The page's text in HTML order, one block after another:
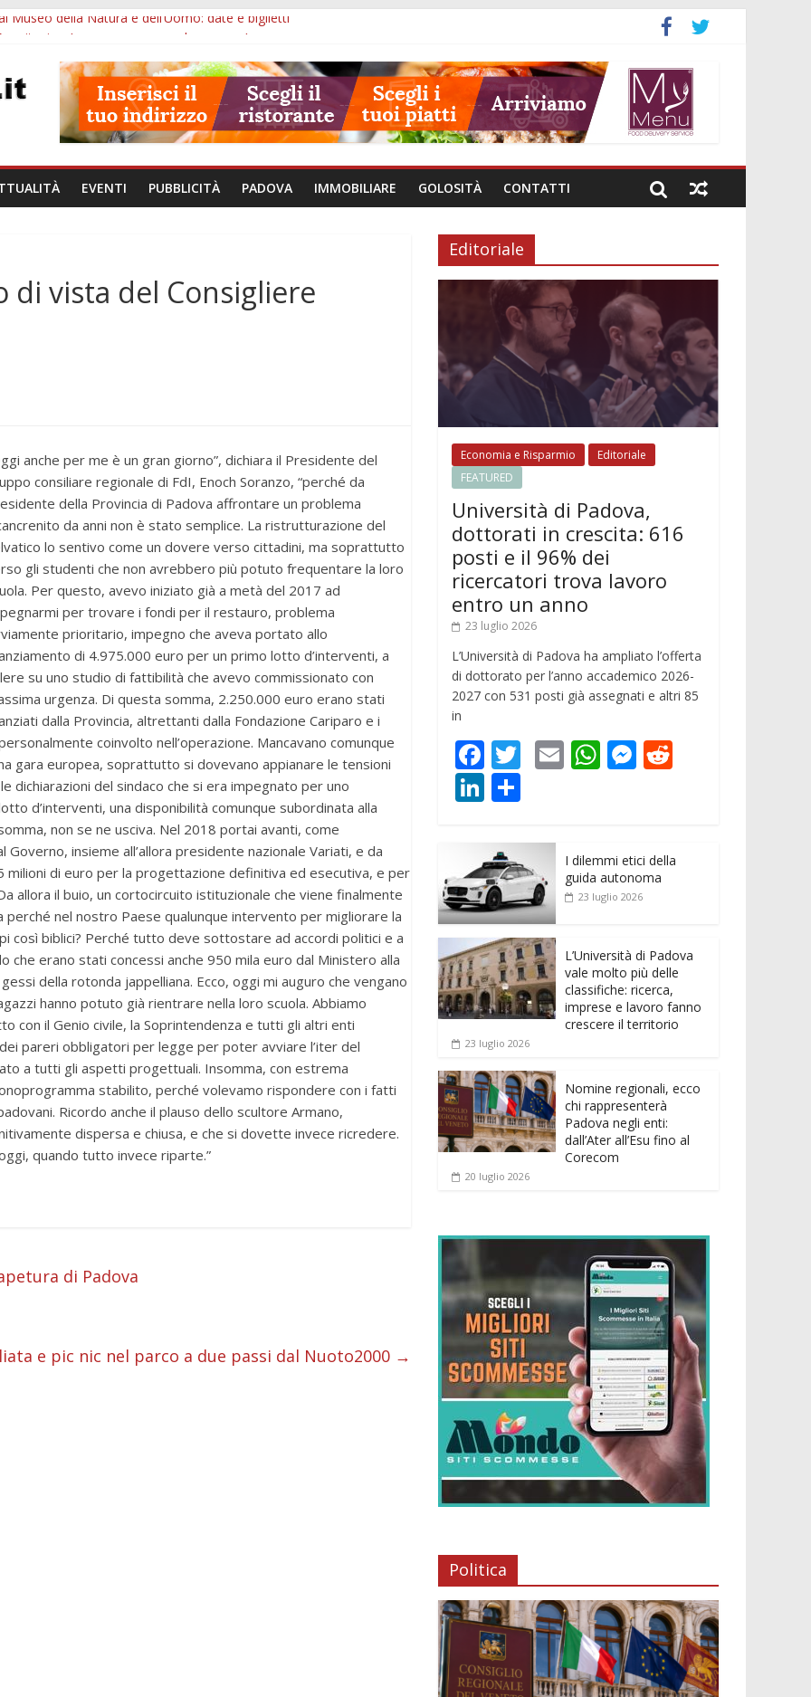
Museo della Natura e dell’Uomo: date e biglietti
visite ed escursioni fino a settembre
di Padova: 5 funzionari, domande entro il 7 agosto
2026: 49 opere e 18 anteprime nei Colli Euganei
EVENTI PUBBLICITÀ PADOVA IMMOBILIARE GOLOSITÀ CONTATTI
di vista del Consigliere
anche per me è un gran giorno”, dichiara il Presidente del
consiliare regionale di FdI, Enoch Soranzo, “perché da
della Provincia di Padova affrontare un problema
da anni non è stato semplice. La ristrutturazione del
lo sentivo come un dovere verso cittadini, ma soprattutto
gli studenti che non avrebbero più potuto frequentare la loro
Per questo, avevo iniziato già a metà del 2017 ad
per trovare i fondi per il restauro, problema
prioritario, impegno che aveva portato allo
di 4.975.000 euro per un primo lotto d’interventi, a
su uno studio di fattibilità che avevo commissionato con
urgenza. Di questa somma, 2.250.000 euro erano stati
dalla Provincia, altrettanti dalla Fondazione Cariparo e i
coinvolto nell’operazione. Mancavano comunque
gara europea, soprattutto si dovevano appianare le tensioni
dichiarazioni del sindaco che si era impegnato per uno
d’interventi, una disponibilità comunque subordinata alla
non se ne usciva. Nel 2018 portai avanti, come
insieme all’allora presidente nazionale Variati, e da
milioni di euro per la progettazione definitiva ed esecutiva, e per
allora il buio, un cortocircuito istituzionale che viene finalmente
perché nel nostro Paese qualunque intervento per migliorare la
così biblici? Perché tutto deve sottostare ad accordi politici e a
che erano stati concessi anche 950 mila euro dal Ministero alla
della rotonda jappelliana. Ecco, oggi mi auguro che vengano
hanno potuto già rientrare nella loro scuola. Abbiamo
il Genio civile, la Soprintendenza e tutti gli altri enti
pareri obbligatori per legge per poter avviare l’iter del
a tutti gli aspetti progettuali. Insomma, con estrema
stabilito, perché volevamo rispondere con i fatti
Ricordo anche il plauso dello scultore Armano,
dispersa e chiusa, e che si dovette invece ricredere.
quando tutto invece riparte.”
di
di Padova
e pic nic nel parco a due passi dal Nuoto2000 →
Editoriale
Economia e Risparmio
Editoriale
FEATURED
Università di Padova,
dottorati in crescita: 616
posti e il 96% dei
ricercatori trova lavoro
entro un anno
23 luglio 2026
L’Università di Padova ha ampliato l’offerta
di dottorato per l’anno accademico 2026-
2027 con 531 posti già assegnati e altri 85
in
F
ac
e
b
o
o
k
T
er
E W
A
p
M
n
g
t
Li
k
e
dI
n
n
di
vi
di
I dilemmi etici della
guida autonoma
23 luglio 2026
L’Università di Padova
vale molto più delle
classifiche: ricerca,
imprese e lavoro fanno
crescere il territorio
23 luglio 2026
Nomine regionali, ecco
chi rappresenterà
Padova negli enti:
dall’Ater all’Esu fino al
Corecom
20 luglio 2026
Politica